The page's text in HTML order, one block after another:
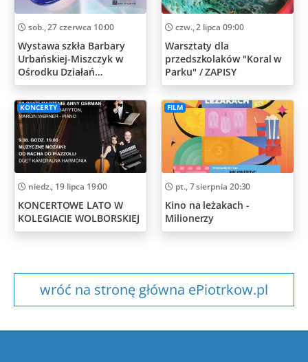
sob., 27 czerwca 10:00
Wystawa szkła Barbary
Urbańskiej-Miszczyk w
Ośrodku Działań
Artystycznych
czw., 2 lipca 09:00
Warsztaty dla
przedszkolaków "Koral w
Parku" / ZAPISY
KONCERTY
niedz., 19 lipca 19:00
KONCERTOWE LATO W
KOLEGIACIE WOLBORSKIEJ
FILM
pt., 7 sierpnia 20:30
Kino na leżakach -
Milionerzy
wróć na stronę główna ePiotrkow.pl